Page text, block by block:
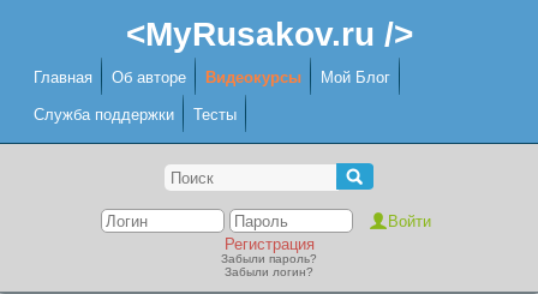
<MyRusakov.ru />
Главная Об авторе Видеокурсы Мой Блог
Служба поддержки Тесты
Регистрация
Забыли пароль?
Забыли логин?